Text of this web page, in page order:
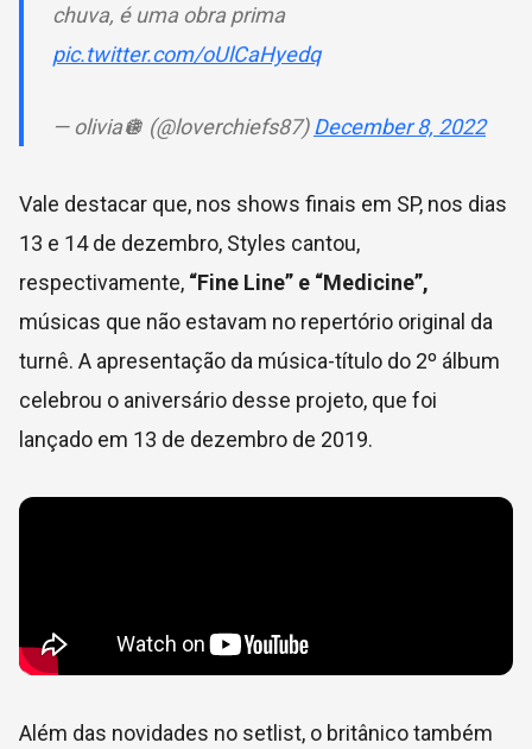
chuva, é uma obra prima
pic.twitter.com/oUlCaHyedq
— olivia🪩 (@loverchiefs87)December 8, 2022
Vale destacar que, nos shows finais em SP, nos dias
13 e 14 de dezembro, Styles cantou,
respectivamente, “Fine Line” e “Medicine”,
músicas que não estavam no repertório original da
turnê. A apresentação da música-título do 2º álbum
celebrou o aniversário desse projeto, que foi
lançado em 13 de dezembro de 2019.
Além das novidades no setlist, o britânico também